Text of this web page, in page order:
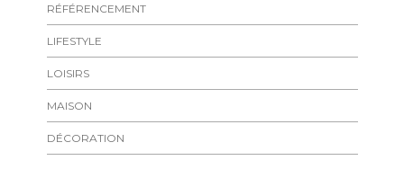
RÉFÉRENCEMENT
LIFESTYLE
LOISIRS
MAISON
DÉCORATION